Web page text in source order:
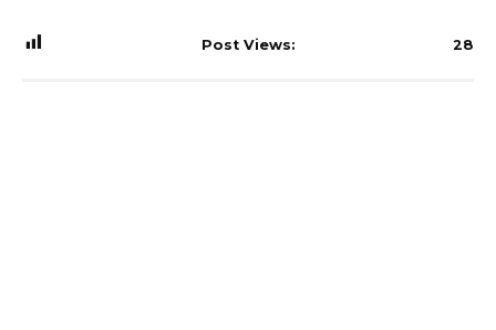
Post Views: 28